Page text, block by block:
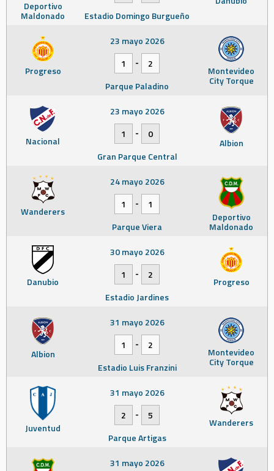
Deportivo
Maldonado
Estadio Domingo Burgueño
Progreso Montevideo
City Torque
23 mayo 2026
1
-
2
Parque Paladino
Nacional Albion
23 mayo 2026
1
-
0
Gran Parque Central
Wanderers Deportivo
Maldonado
24 mayo 2026
1
-
1
Parque Viera
Danubio Progreso
30 mayo 2026
1
-
2
Estadio Jardines
Albion Montevideo
City Torque
31 mayo 2026
1
-
2
Estadio Luis Franzini
Juventud Wanderers
31 mayo 2026
2
-
5
Parque Artigas
31 mayo 2026